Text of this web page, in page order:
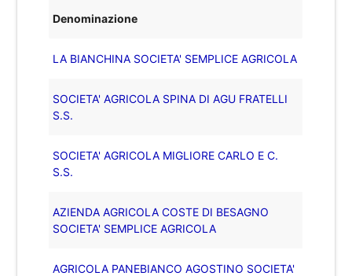
Denominazione
LA BIANCHINA SOCIETA' SEMPLICE AGRICOLA
SOCIETA' AGRICOLA SPINA DI AGU FRATELLI
S.S.
SOCIETA' AGRICOLA MIGLIORE CARLO E C.
S.S.
AZIENDA AGRICOLA COSTE DI BESAGNO
SOCIETA' SEMPLICE AGRICOLA
AGRICOLA PANEBIANCO AGOSTINO SOCIETA'